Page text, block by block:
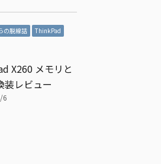
の脱線話 ThinkPad
X260 メモリと
装レビュー
6